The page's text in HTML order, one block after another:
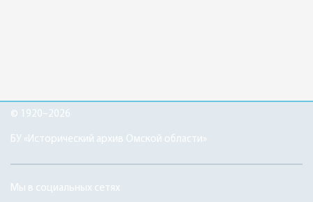
© 1920–2026
БУ «Исторический архив Омской области»
Мы в социальных сетях